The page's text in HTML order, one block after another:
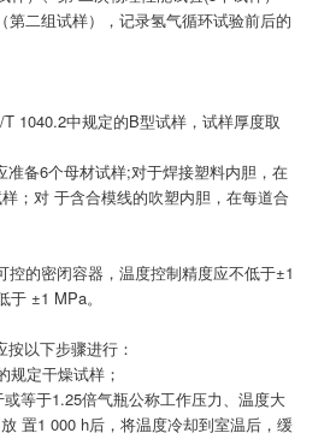
第二组试样），记录氢气循环试验前后的
1040.2中规定的B型试样，试样厚度取
准备6个母材试样;对于焊接塑料内胆，在
；对 于含合模线的吹塑内胆，在每道合
控的密闭容器，温度控制精度应不低于±1
于 ±1 MPa。
以下步骤进行：
规定干燥试样；
等于1.25倍气瓶公称工作压力、温度大
置1 000 h后，将温度冷却到室温后，缓